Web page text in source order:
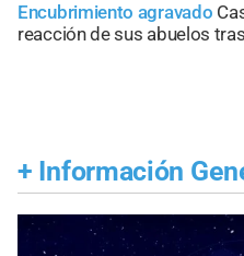
Encubrimiento agravado
reacción de sus abuelos
+ Información